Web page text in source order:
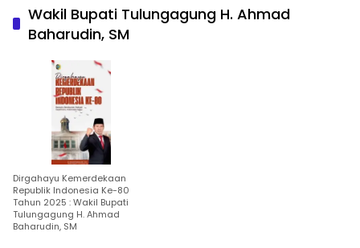
Wakil Bupati Tulungagung H. Ahmad
Baharudin, SM
Dirgahayu Kemerdekaan
Republik Indonesia Ke-80
Tahun 2025 : Wakil Bupati
Tulungagung H. Ahmad
Baharudin, SM